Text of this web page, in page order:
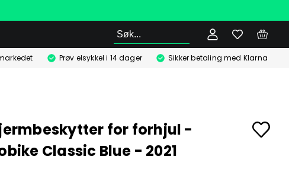
Søk
Prøv elsykkel i 14 dager Sikker betaling med Klarna
for forhjul -
Classic Blue - 2021